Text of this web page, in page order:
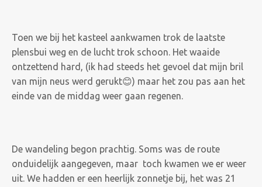
Toen we bij het kasteel aankwamen trok de laatste
plensbui weg en de lucht trok schoon. Het waaide
ontzettend hard, (ik had steeds het gevoel dat mijn bril
van mijn neus werd gerukt😊) maar het zou pas aan het
einde van de middag weer gaan regenen.
De wandeling begon prachtig. Soms was de route
onduidelijk aangegeven, maar toch kwamen we er weer
uit. We hadden er een heerlijk zonnetje bij, het was 21